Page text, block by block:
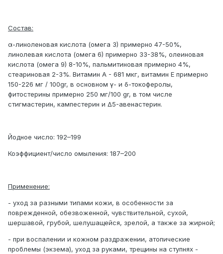
Состав:
α-линоленовая кислота (омега 3) примерно 47-50%,
линолевая кислота (омега 6) примерно 33-38%, олеиновая
кислота (омега 9) 8-10%, пальмитиновая примерно 4%,
стеариновая 2-3%. Витамин A - 681 мкг, витамин E примерно
150-226 мг / 100gr, в основном γ- и δ-токоферолы,
фитостерины примерно 250 мг/100 gr, в том числе
стигмастерин, кампестерин и Δ5-авенастерин.
Йодное число: 192–199
Коэффициент/число омыления: 187–200
Применение:
- уход за разными типами кожи, в особенности за
поврежденной, обезвоженной, чувствительной, сухой,
шершавой, грубой, шелушащейся, зрелой, а также за жирной;
- при воспалении и кожном раздражении, атопические
проблемы (экзема), уход за руками, трещины на ступнях -